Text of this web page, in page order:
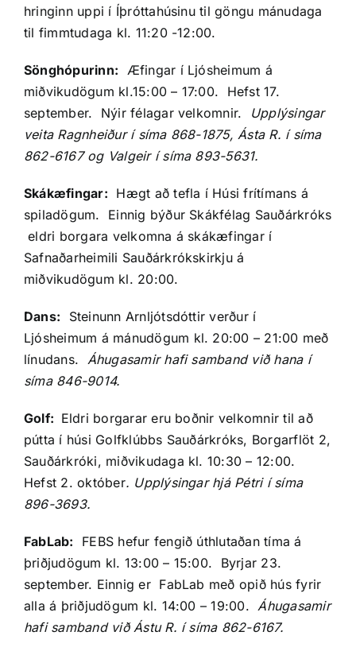
hringinn uppi í Íþróttahúsinu til göngu mánudaga
til fimmtudaga kl. 11:20 -12:00.
Sönghópurinn: Æfingar í Ljósheimum á
miðvikudögum kl.15:00 – 17:00. Hefst 17.
september. Nýir félagar velkomnir.
Upplýsingar
veita Ragnheiður í síma 868-1875, Ásta R. í síma
862-6167 og Valgeir í síma 893-5631.
Skákæfingar: Hægt að tefla í Húsi frítímans á
spiladögum. Einnig býður Skákfélag Sauðárkróks
eldri borgara velkomna á skákæfingar í
Safnaðarheimili Sauðárkrókskirkju á
miðvikudögum kl. 20:00.
Dans: Steinunn Arnljótsdóttir verður í
Ljósheimum á mánudögum kl. 20:00 – 21:00 með
línudans. Áhugasamir hafi samband við hana í
síma 846-9014.
Golf: Eldri borgarar eru boðnir velkomnir til að
pútta í húsi Golfklúbbs Sauðárkróks, Borgarflöt 2,
Sauðárkróki, miðvikudaga kl. 10:30 – 12:00.
Hefst 2. október. Upplýsingar hjá Pétri í síma
896-3693.
FabLab: FEBS hefur fengið úthlutaðan tíma á
þriðjudögum kl. 13:00 – 15:00. Byrjar 23.
september. Einnig er FabLab með opið hús fyrir
alla á þriðjudögum kl. 14:00 – 19:00.Áhugasamir
hafi samband við Ástu R. í síma 862-6167.